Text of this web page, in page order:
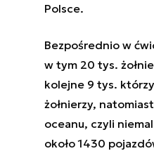
Polsce.
Bezpośrednio w
w tym 20 tys.
kolejne 9 tys.
żołnierzy,
oceanu, czyli
około 1430